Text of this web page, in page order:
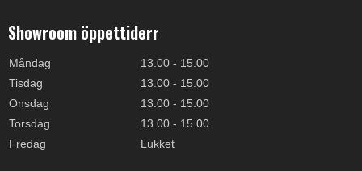
Showroom öppettiderr
Måndag
13.00 - 15.00
Tisdag
13.00 - 15.00
Onsdag
13.00 - 15.00
Torsdag
13.00 - 15.00
Fredag
Lukket